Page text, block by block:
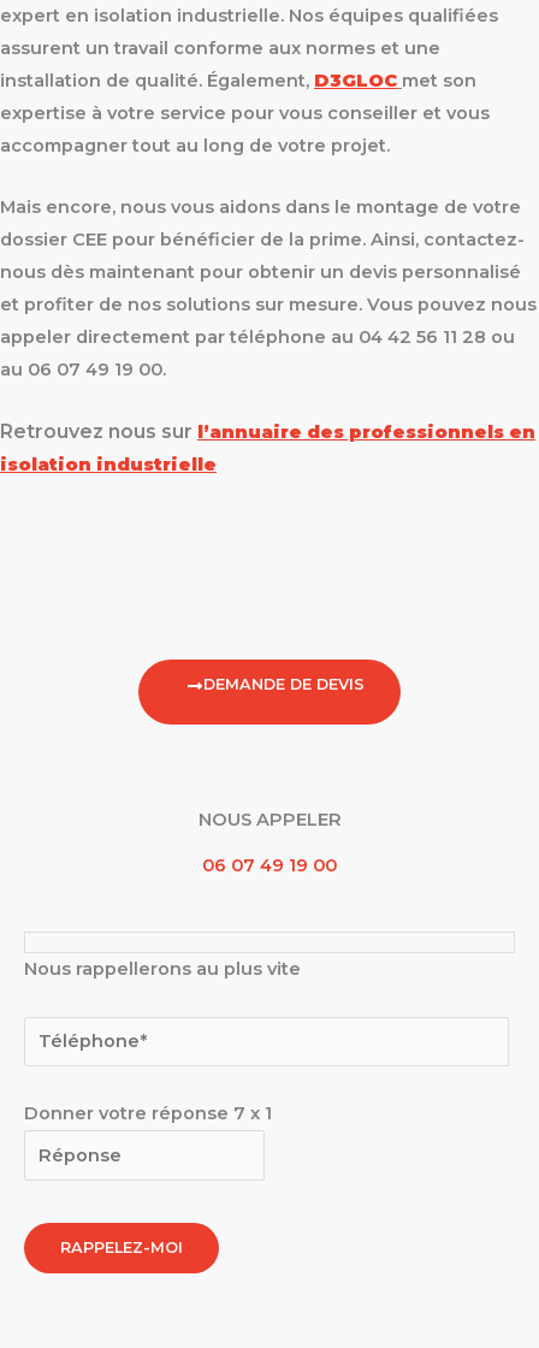
expert en isolation industrielle. Nos équipes qualifiées
assurent un travail conforme aux normes et une
installation de qualité. Également, D3GLOC met son
expertise à votre service pour vous conseiller et vous
accompagner tout au long de votre projet.
Mais encore, nous vous aidons dans le montage de votre
dossier CEE pour bénéficier de la prime. Ainsi, contactez-
nous dès maintenant pour obtenir un devis personnalisé
et profiter de nos solutions sur mesure. Vous pouvez nous
appeler directement par téléphone au 04 42 56 11 28 ou
au 06 07 49 19 00.
Retrouvez nous sur l’annuaire des professionnels en
isolation industrielle
DEMANDE DE DEVIS
NOUS APPELER
06 07 49 19 00
Nous rappellerons au plus vite
Donner votre réponse 7 x 1